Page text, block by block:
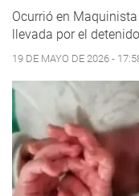
Ocurrió en
llevada por el
19 DE MAYO DE 2026 -